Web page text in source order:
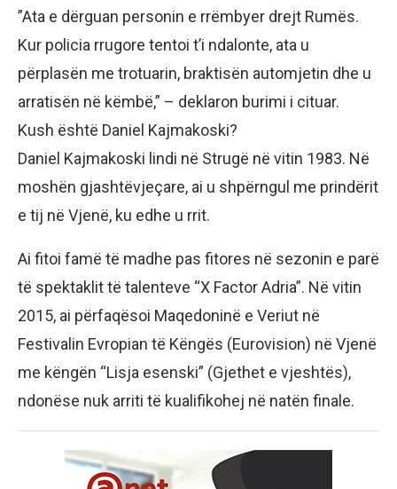
​”Ata e dërguan personin e rrëmbyer drejt Rumës.
Kur policia rrugore tentoi t’i ndalonte, ata u
përplasën me trotuarin, braktisën automjetin dhe u
arratisën në këmbë,” – deklaron burimi i cituar.
​Kush është Daniel Kajmakoski?
​Daniel Kajmakoski lindi në Strugë në vitin 1983. Në
moshën gjashtëvjeçare, ai u shpërngul me prindërit
e tij në Vjenë, ku edhe u rrit.
​Ai fitoi famë të madhe pas fitores në sezonin e parë
të spektaklit të talenteve “X Factor Adria”. Në vitin
2015, ai përfaqësoi Maqedoninë e Veriut në
Festivalin Evropian të Këngës (Eurovision) në Vjenë
me këngën “Lisja esenski” (Gjethet e vjeshtës),
ndonëse nuk arriti të kualifikohej në natën finale.